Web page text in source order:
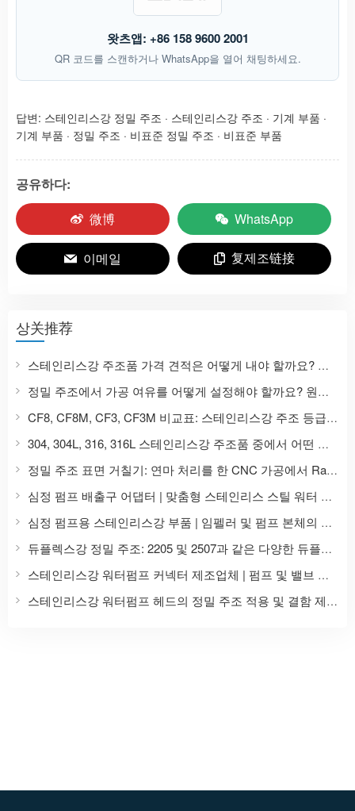
왓츠앱: +86 158 9600 2001
QR 코드를 스캔하거나 WhatsApp을 열어 채팅하세요.
답변: 스테인리스강 정밀 주조 · 스테인리스강 주조 · 기계 부품 ·
기계 부품 · 정밀 주조 · 비표준 정밀 주조 · 비표준 부품
공유하다:
微博
WhatsApp
이메일 复제조链接
상关推荐
스테인리스강 주조품 가격 견적은 어떻게 내야 할까요? 정밀 주조 가격에 영향을 미치는 9가지 요소와 가격 문의에 필요한 서류 목록을 알려드립니다.
정밀 주조에서 가공 여유를 어떻게 설정해야 할까요? 원자재부터 CNC 가공 완제품까지 스테인리스강 주조품의 치수 설계 가이드.
CF8, CF8M, CF3, CF3M 비교표: 스테인리스강 주조 등급은 304, 316, 304L, 316L과 어떻게 상응합니까?
304, 304L, 316, 316L 스테인리스강 주조품 중에서 어떤 것을 선택해야 할까요? 재질 특성 및 적용 시나리오 비교.
정밀 주조 표면 거칠기: 연마 처리를 한 CNC 가공에서 Ra, Ry, Rz 값 비교
심정 펌프 배출구 어댑터 | 맞춤형 스테인리스 스틸 워터 펌프 액세서리
심정 펌프용 스테인리스강 부품 | 임펠러 및 펌프 본체의 정밀 주조 및 가공
듀플렉스강 정밀 주조: 2205 및 2507과 같은 다양한 듀플렉스강 등급의 맞춤형 주조.
스테인리스강 워터펌프 커넥터 제조업체 | 펌프 및 밸브 액세서리의 정밀 주조
스테인리스강 워터펌프 헤드의 정밀 주조 적용 및 결함 제어 방법